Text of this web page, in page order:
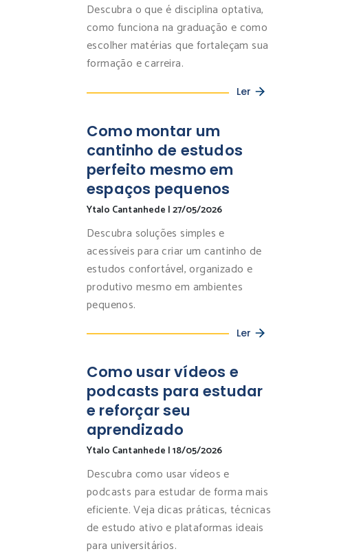
Descubra o que é disciplina optativa,
como funciona na graduação e como
escolher matérias que fortaleçam sua
formação e carreira.
Ler
Como montar um
cantinho de estudos
perfeito mesmo em
espaços pequenos
Ytalo Cantanhede |27/05/2026
Descubra soluções simples e
acessíveis para criar um cantinho de
estudos confortável, organizado e
produtivo mesmo em ambientes
pequenos.
Ler
Como usar vídeos e
podcasts para estudar
e reforçar seu
aprendizado
Ytalo Cantanhede |18/05/2026
Descubra como usar vídeos e
podcasts para estudar de forma mais
eficiente. Veja dicas práticas, técnicas
de estudo ativo e plataformas ideais
para universitários.